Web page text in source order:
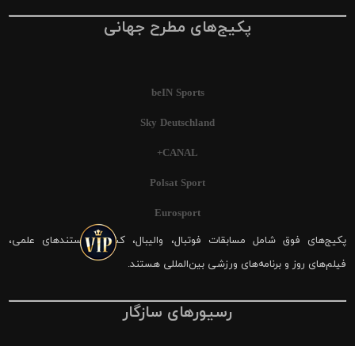
پکیج‌های مطرح جهانی
beIN Sports
Sky Deutschland
CANAL+
Polsat Sport
Eurosport
پکیج‌های فوق شامل مسابقات فوتبال، والیبال، کشتی، مستندهای علمی،
فیلم‌های روز و برنامه‌های ورزشی بین‌المللی هستند.
رسیورهای سازگار